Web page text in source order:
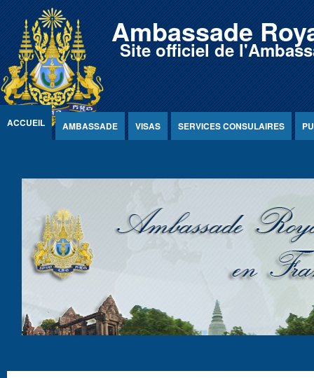
Jump to Content Ambassade
Site officiel de
ACCUEIL AMBASSADE VISAS SERVICES CONSULAIRES